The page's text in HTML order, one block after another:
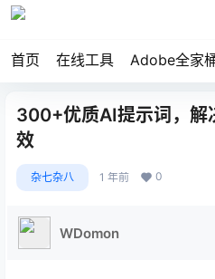
首页 在线工具 Adobe全家
300+优质AI提示词，解
效
杂七杂八 1 年前 0
WDomon